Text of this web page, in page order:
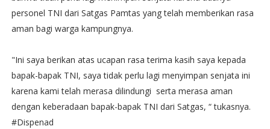
personel TNI dari Satgas Pamtas yang telah memberikan rasa
aman bagi warga kampungnya.
"Ini saya berikan atas ucapan rasa terima kasih saya kepada
bapak-bapak TNI, saya tidak perlu lagi menyimpan senjata ini
karena kami telah merasa dilindungi serta merasa aman
dengan keberadaan bapak-bapak TNI dari Satgas, “ tukasnya.
#Dispenad